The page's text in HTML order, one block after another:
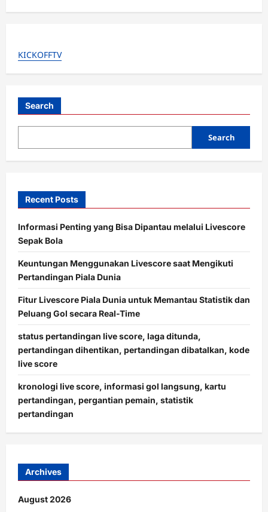
a
g
t
i
KICKOFFTV
Search
Search
Recent Posts
Informasi Penting yang Bisa Dipantau melalui Livescore
Sepak Bola
Keuntungan Menggunakan Livescore saat Mengikuti
Pertandingan Piala Dunia
Fitur Livescore Piala Dunia untuk Memantau Statistik dan
Peluang Gol secara Real-Time
status pertandingan live score, laga ditunda,
pertandingan dihentikan, pertandingan dibatalkan, kode
live score
kronologi live score, informasi gol langsung, kartu
pertandingan, pergantian pemain, statistik
pertandingan
Archives
August 2026